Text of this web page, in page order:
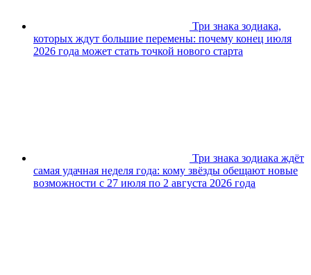
Три знака зодиака,
которых ждут большие перемены: почему конец июля
2026 года может стать точкой нового старта
Три знака зодиака ждёт
самая удачная неделя года: кому звёзды обещают новые
возможности с 27 июля по 2 августа 2026 года